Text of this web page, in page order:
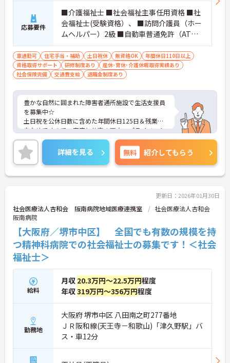
応募要件
■介護福祉士 ■社会福祉主事任用資格 ■社
会福祉士(受験資格）、 ■訪問介護員（ホー
ムヘルパー）2級 ■自動車普通免許（AT
可） ※資格がなくてもご応募いただけま
す。
車通勤可 住宅手当・補助 土日祝休 無資格OK
年間休日110日以上
資格取得サポート
研修制度あり
産休･育休･介護休暇取得実績あり
社会保険完備
交通費支給 退職金制度あり
豊かな自然に囲まれた障害者通所施設で生活支援員
を募集中☆
土日祝を公休日数に含めた年間休日125日＆残業も
少なめですので、家庭と仕事の両立、プライベート
も充実出来ます♪
住宅手当や扶養手当等、福利厚生も充実しています
ので、ライフステージが変わっても長く働くことが
出来る環境が整っています！
資格をお持ちでない方でもご応募いただけますの
詳細を見る 無料 紹介してもらう
更新日：2026年01月30日
社会医療法人杏和会 阪南病院地域医療連携室
社会医療法人杏和会
阪南病院
【大阪府／堺市中区】 全国でも有数の規模を持
つ精神科病院での社会福祉士の募集です！＜社会
福祉士＞
給料
月収 20.3万円～22.5万円程度
年収319万円～356万円程度
勤務地
大阪府 堺市中区 八田南之町277番地
ＪＲ阪和線(天王寺－和歌山)「津久野駅」バ
ス・車12分